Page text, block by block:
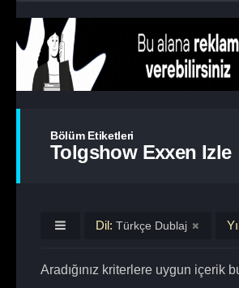
Bölüm Etiketleri
Tolgshow Exxen Izle
Dil: Türkçe Dublaj
Aradığınız kriterlere uygun içerik